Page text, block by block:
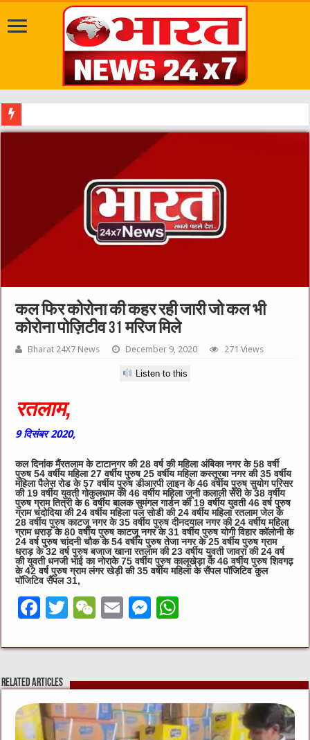
कल फिर कोरोना की कहर रही जारी जो कल भी
कोरोना पोज़िटीव 31 मरिज मिले
Bharat 24X7 News December 9, 2020 271 Views
Listen to this
रतलाम,
9 दिसंबर 2020,
कल दिनांक मैंरतलाम के टाटानगर की 28 वर्ष की महिला अंबिका नगर के 58 वर्षी
पुरुष 54 वर्षीय महिला 27 वर्षीय पुरुष 25 वर्षीय महिला कस्तूरबा नगर की 35 वर्षीय
महिला पैलेस रोड के 57 वर्षीय पुरुष डीआरपी लाइन के 46 वर्षीय पुरुष सुयोग परिसर
की 19 वर्षीय युवती गोकुलधाम की 46 वर्षीय महिला जूनी कलाली सेरी के 38 वर्षीय
पुरुष ग्राम तित्री के 6 वर्षीय बालक सुमंगल गार्डन की 19 वर्षीय युवती 46 वर्ष पुरुष
ग्राम चंदोदिया की 24 वर्षीय महिला पल सोडी की 24 वर्षीय महिला रतलाम जेल के
28 वर्षीय पुरुष काटजू नगर के 35 वर्षीय पुरुष दीनदयाल नगर की 24 वर्षीय महिला
ग्राम धराड़ के 80 वर्षीय पुरुष काटजू नगर के 31 वर्षीय पुरुष योगी विहार कॉलोनी के
24 वर्ष पुरुष चांदनी चौक के 54 वर्षीय पुरुष तेजा नगर के 25 वर्षीय पुरुष ग्राम
धराड़ के 32 वर्ष पुरुष बजाज खाना रतलाम की 23 वर्षीय युवती जावरा की 24 वर्ष
की युवती धनजी भाई का नोराके 75 वर्षीय पुरुष कालूखेड़ा के 46 वर्षीय पुरुष शिवगढ़
के 42 वर्ष पुरुष ग्राम लंगर खेड़ी की 35 वर्षीय महिला के सैंपल पॉजिटिव कुल
पॉजिटिव सैंपल 31,
F
c
e
b
o
T
it
te
r
W
C
h
at
E
ai
l
M
ss
e
n
g
at
s
A
p
Related Articles